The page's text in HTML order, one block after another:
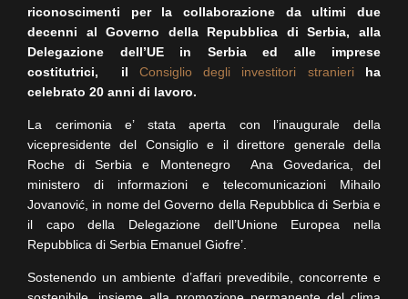
riconoscimenti per la collaborazione da ultimi due
decenni al Governo della Repubblica di Serbia, alla
Delegazione dell’UE in Serbia ed alle imprese
costitutrici, il Consiglio degli investitori stranieri
ha
celebrato 20 anni di lavoro.
La cerimonia e’ stata aperta con l’inaugurale della
vicepresidente del Consiglio e il direttore generale della
Roche di Serbia e Montenegro Ana Govedarica, del
ministero di informazioni e telecomunicazioni Mihailo
Jovanović, in nome del Governo della Repubblica di Serbia e
il capo della Delegazione dell’Unione Europea nella
Repubblica di Serbia Emanuel Giofre’.
Sostenendo un ambiente d’affari prevedibile, concorrente e